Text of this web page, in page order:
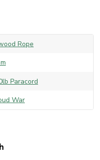
Rope
Paracord
War